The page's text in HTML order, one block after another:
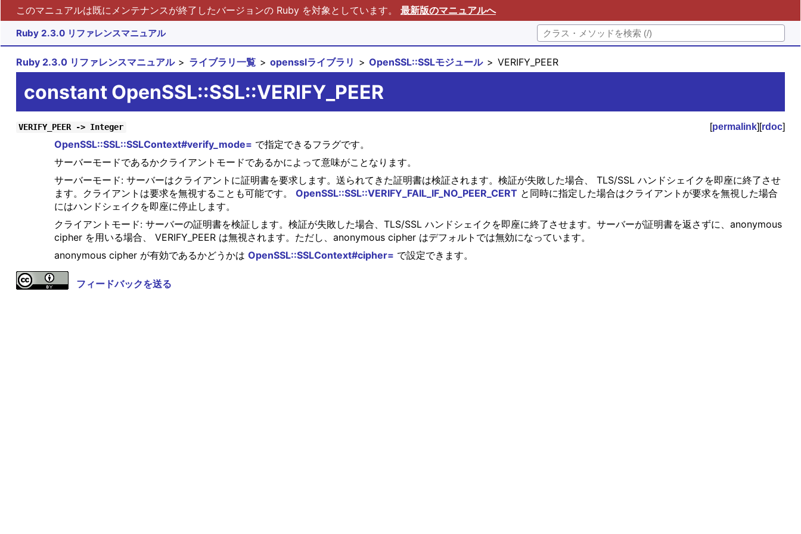
このマニュアルは既にメンテナンスが終了したバージョンの Ruby を対象としています。 最新版のマニュアルへ
Ruby 2.3.0 リファレンスマニュアル
Ruby 2.3.0 リファレンスマニュアル ライブラリ一覧 opensslライブラリ OpenSSL::SSLモジュール VERIFY_PEER
constant OpenSSL::SSL::VERIFY_PEER
VERIFY_PEER -> Integer [permalink][rdoc]
OpenSSL::SSL::SSLContext#verify_mode= で指定できるフラグです。
サーバーモードであるかクライアントモードであるかによって意味がことなります。
サーバーモード: サーバーはクライアントに証明書を要求します。送られてきた証明書は検証されます。検証が失敗した場合、 TLS/SSL ハンドシェイクを即座に終了させ
ます。クライアントは要求を無視することも可能です。 OpenSSL::SSL::VERIFY_FAIL_IF_NO_PEER_CERT と同時に指定した場合はクライアントが要求を無視した場合
にはハンドシェイクを即座に停止します。
クライアントモード: サーバーの証明書を検証します。検証が失敗した場合、TLS/SSL ハンドシェイクを即座に終了させます。サーバーが証明書を返さずに、anonymous
cipher を用いる場合、 VERIFY_PEER は無視されます。ただし、anonymous cipher はデフォルトでは無効になっています。
anonymous cipher が有効であるかどうかは OpenSSL::SSLContext#cipher= で設定できます。
フィードバックを送る